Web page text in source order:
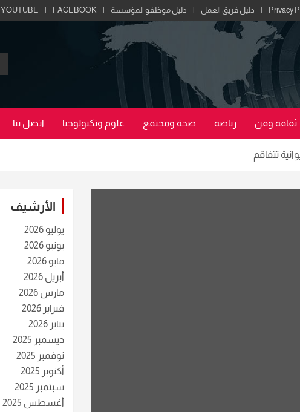
Privacy دليل فريق العمل دليل موظفو المؤسسة FACEBOOK
YOUTUBE
ثقافة وفن رياضة صحة ومجتمع علوم وتكنولوجيا اتصل بنا
تتفاقم
الأرشيف
يوليو 2026
يونيو 2026
مايو 2026
أبريل 2026
مارس 2026
فبراير 2026
يناير 2026
ديسمبر 2025
نوفمبر 2025
أكتوبر 2025
سبتمبر 2025
أغسطس 2025